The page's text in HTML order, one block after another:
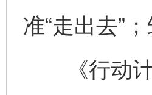
准“走出去”
《行动计